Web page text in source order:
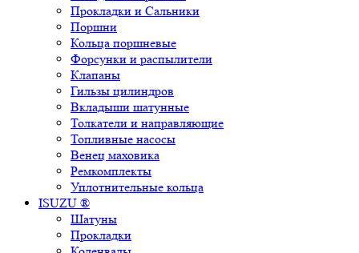
Прокладки и Сальники
Поршни
Кольца поршневые
Форсунки и распылители
Клапаны
Гильзы цилиндров
Вкладыши шатунные
Толкатели и направляющие
Топливные насосы
Венец маховика
Ремкомплекты
Уплотнительные кольца
ISUZU ®
Шатуны
Прокладки